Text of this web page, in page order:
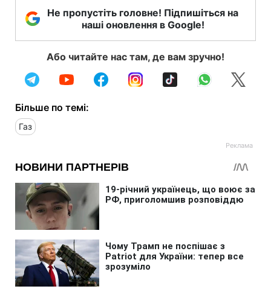
Не пропустіть головне! Підпишіться на
наші оновлення в Google!
Або читайте нас там, де вам зручно!
Більше по темі:
Газ